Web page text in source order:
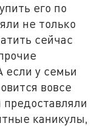
его по
не только
сейчас
у семьи
вовсе
каникулы,